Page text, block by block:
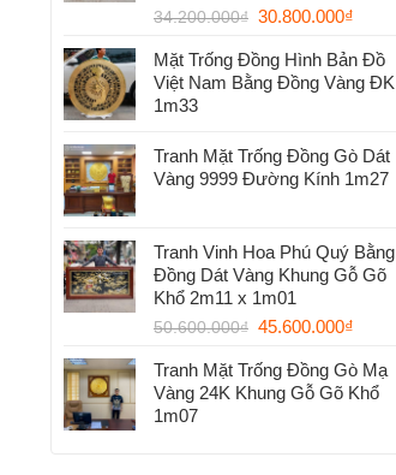
34.200.000₫ 30.800.000₫
Mặt Trống Đồng Hình Bản Đồ
Việt Nam Bằng Đồng Vàng ĐK
1m33
Tranh Mặt Trống Đồng Gò Dát
Vàng 9999 Đường Kính 1m27
Tranh Vinh Hoa Phú Quý Bằng
Đồng Dát Vàng Khung Gỗ Gõ
Khổ 2m11 x 1m01
50.600.000₫ 45.600.000₫
Tranh Mặt Trống Đồng Gò Mạ
Vàng 24K Khung Gỗ Gõ Khổ
1m07